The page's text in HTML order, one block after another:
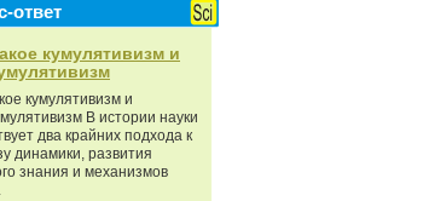
ответ
кумулятивизм и
кумулятивизм и
В истории науки
два крайних подхода к
динамики, развития
знания и механизмов